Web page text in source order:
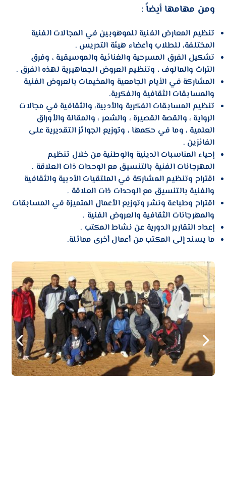
ومن مهامها أيضاً :
تنظيم المعارض الفنية للموهوبين في المجالات الفنية
المختلفة، للطلاب وأعضاء هيئة التدريس .
تشكيل الفرق المسرحية والغنائية والموسيقية ، وفرق
التراث والمالوف ، وتنظيم العروض الجماهيرية لهذه الفرق .
المشاركة في الأيام الجامعية والمخيمات بالعروض الفنية
والمسابقات الثقافية والفكرية.
تنظيم المسابقات الفكرية والأدبية، والثقافية في مجالات
الرواية ، والقصة القصيرة ، والشعر ، والمقالة والأوراق
العلمية ، وما في حكمها ، وتوزيع الجوائز التقديرية على
الفائزين .
إحياء المناسبات الدينية والوطنية من خلال تنظيم
المهرجانات الفنية بالتنسيق مع الوحدات ذات العلاقة .
اقتراح وتنظيم المشاركة في الملتقيات الأدبية والثقافية
والفنية بالتنسيق مع الوحدات ذات العلاقة .
اقتراح وطباعة ونشر وتوزيع الأعمال المتميزة في المسابقات
والمهرجانات الثقافية والعروض الفنية .
إعداد التقارير الدورية عن نشاط المكتب .
ما يسند إلى المكتب من أعمال أخرى مماثلة.
Pre
Nex
t